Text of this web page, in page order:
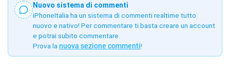
Nuovo sistema di commenti
iPhoneItalia ha un sistema di commenti realtime tutto
nuovo e nativo! Per commentare ti basta creare un account
e potrai subito commentare.
Prova la nuova sezione commenti!